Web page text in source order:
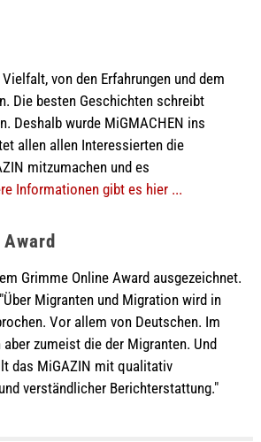
von den Erfahrungen und dem
Die besten Geschichten schreibt
Deshalb wurde MiGMACHEN ins
allen allen Interessierten die
mitzumachen und es
Informationen gibt es hier ...
Grimme Online Award ausgezeichnet.
Migranten und Migration wird in
Vor allem von Deutschen. Im
zumeist die der Migranten. Und
das MiGAZIN mit qualitativ
verständlicher Berichterstattung."